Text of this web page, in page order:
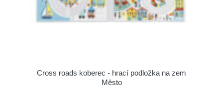
Cross roads koberec - hrací podložka na zem
Město